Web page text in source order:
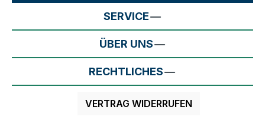
SERVICE
ÜBER UNS
RECHTLICHES
VERTRAG WIDERRUFEN